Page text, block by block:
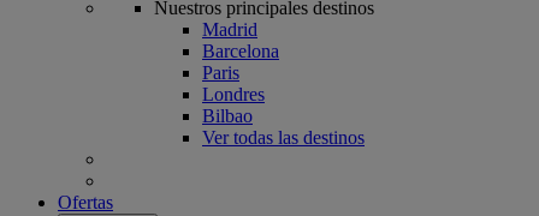
Nuestros principales destinos
Madrid
Barcelona
Paris
Londres
Bilbao
Ver todas las destinos
Ofertas